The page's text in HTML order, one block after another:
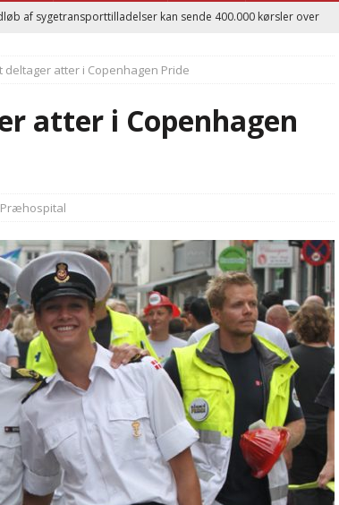
af sygetransporttilladelser kan sende 400.000 kørsler over
og el-sygetransportvogn til Samsø
brugte lidt længere tid på at komme af sted i 2025
deltager atter i Copenhagen Pride
atter i Copenhagen
Præhospital